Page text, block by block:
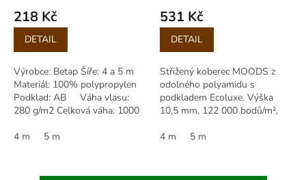
218 Kč
Měrná
cena:
DETAIL
Výrobce: Betap Šíře: 4 a 5 m
Materiál: 100% polypropylen
Podklad: AB Váha vlasu:
280 g/m2 Celková váha: 1000
4 m
5 m
531 Kč
Měrná
cena:
DETAIL
Střižený koberec MOODS z
odolného polyamidu s
podkladem Ecoluxe. Výška
10,5 mm, 122 000 bodů/m²,
podlahové vytápění.
4 m 5 m